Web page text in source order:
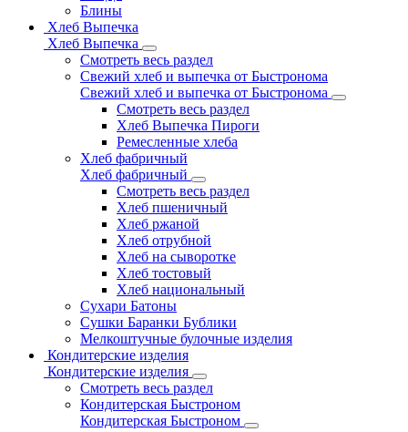
Блины
Хлеб Выпечка
Хлеб Выпечка
Смотреть весь раздел
Свежий хлеб и выпечка от Быстронома
Свежий хлеб и выпечка от Быстронома
Смотреть весь раздел
Хлеб Выпечка Пироги
Ремесленные хлеба
Хлеб фабричный
Хлеб фабричный
Смотреть весь раздел
Хлеб пшеничный
Хлеб ржаной
Хлеб отрубной
Хлеб на сыворотке
Хлеб тостовый
Хлеб национальный
Сухари Батоны
Сушки Баранки Бублики
Мелкоштучные булочные изделия
Кондитерские изделия
Кондитерские изделия
Смотреть весь раздел
Кондитерская Быстроном
Кондитерская Быстроном